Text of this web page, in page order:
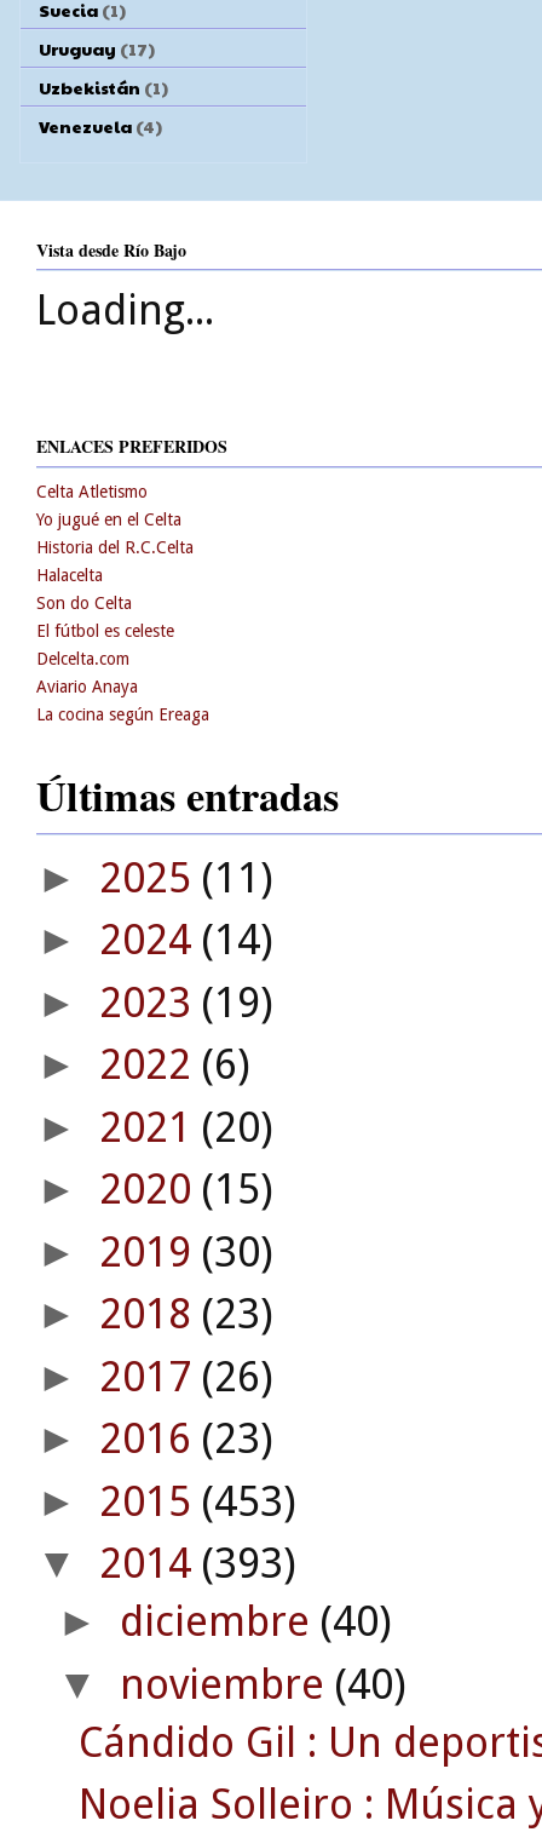
Suecia (1)
Uruguay (17)
Uzbekistán (1)
Venezuela (4)
Vista desde Río Bajo
Loading...
ENLACES PREFERIDOS
Celta Atletismo
Yo jugué en el Celta
Historia del R.C.Celta
Halacelta
Son do Celta
El fútbol es celeste
Delcelta.com
Aviario Anaya
La cocina según Ereaga
Últimas entradas
► 2025 (11)
► 2024 (14)
► 2023 (19)
► 2022 (6)
► 2021 (20)
► 2020 (15)
► 2019 (30)
► 2018 (23)
► 2017 (26)
► 2016 (23)
► 2015 (453)
▼ 2014 (393)
► diciembre (40)
▼ noviembre (40)
Cándido Gil : Un
Noelia Solleiro : Música